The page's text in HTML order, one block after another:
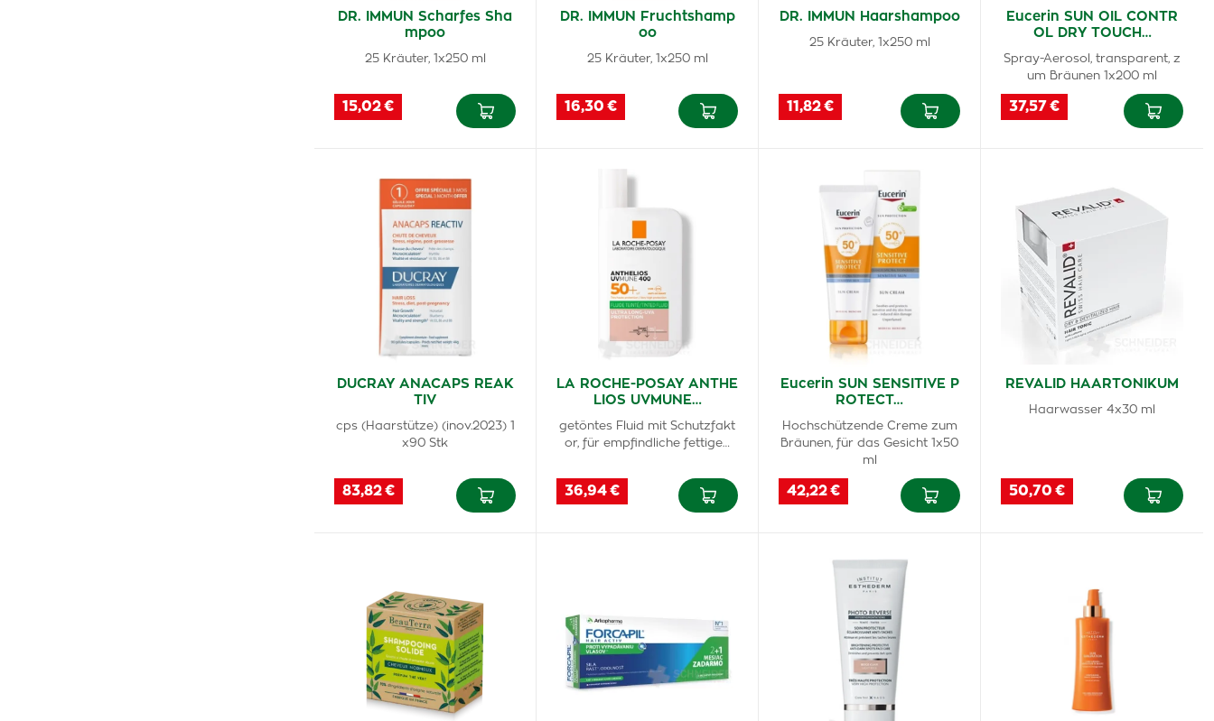
DR. IMMUN Scharfes Sha
mpoo
25 Kräuter, 1x250 ml
15,02 €
DR. IMMUN Fruchtshamp
oo
25 Kräuter, 1x250 ml
16,30 €
DR. IMMUN Haarshampoo
25 Kräuter, 1x250 ml
11,82 €
Eucerin SUN OIL CONTR
OL DRY TOUCH…
Spray-Aerosol, transparent, z
um Bräunen 1x200 ml
37,57 €
DUCRAY ANACAPS REAK
TIV
cps (Haarstütze) (inov.2023) 1
x90 Stk
83,82 €
LA ROCHE-POSAY ANTHE
LIOS UVMUNE…
getöntes Fluid mit Schutzfakt
or, für empfindliche fettige…
36,94 €
Eucerin SUN SENSITIVE P
ROTECT…
Hochschützende Creme zum
Bräunen, für das Gesicht 1x50
ml
42,22 €
REVALID HAARTONIKUM
Haarwasser 4x30 ml
50,70 €